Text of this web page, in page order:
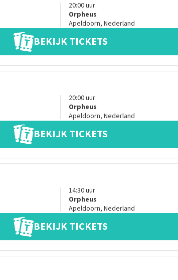
20:00uur
Orpheus
Apeldoorn, Nederland
BEKIJK TICKETS
20:00uur
Orpheus
Apeldoorn, Nederland
BEKIJK TICKETS
14:30uur
Orpheus
Apeldoorn, Nederland
BEKIJK TICKETS